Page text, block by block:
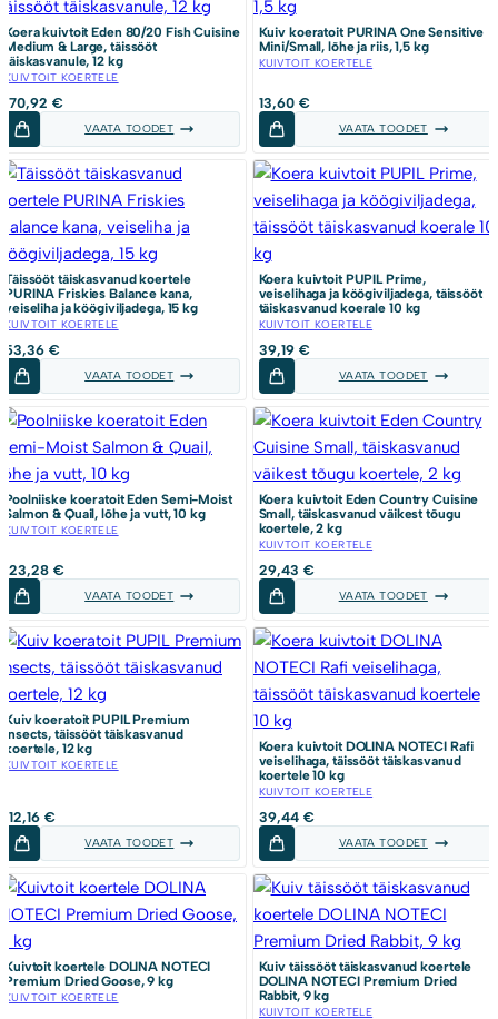
Koera kuivtoit Eden 80/20 Fish Cuisine
Medium & Large, täissööt
täiskasvanule, 12 kg
KUIVTOIT KOERTELE
170,92 €
VAATA TOODET
Kuiv koeratoit PURINA One Sensitive
Mini/Small, lõhe ja riis, 1,5 kg
KUIVTOIT KOERTELE
13,60 €
VAATA TOODET
Täissööt täiskasvanud koertele
PURINA Friskies Balance kana,
veiseliha ja köögiviljadega, 15 kg
KUIVTOIT KOERTELE
53,36 €
VAATA TOODET
Koera kuivtoit PUPIL Prime,
veiselihaga ja köögiviljadega, täissööt
täiskasvanud koerale 10 kg
KUIVTOIT KOERTELE
39,19 €
VAATA TOODET
Poolniiske koeratoit Eden Semi-Moist
Salmon & Quail, lõhe ja vutt, 10 kg
KUIVTOIT KOERTELE
123,28 €
VAATA TOODET
Koera kuivtoit Eden Country Cuisine
Small, täiskasvanud väikest tõugu
koertele, 2 kg
KUIVTOIT KOERTELE
29,43 €
VAATA TOODET
Kuiv koeratoit PUPIL Premium
Insects, täissööt täiskasvanud
koertele, 12 kg
KUIVTOIT KOERTELE
112,16 €
VAATA TOODET
Koera kuivtoit DOLINA NOTECI Rafi
veiselihaga, täissööt täiskasvanud
koertele 10 kg
KUIVTOIT KOERTELE
39,44 €
VAATA TOODET
Kuivtoit koertele DOLINA NOTECI
Premium Dried Goose, 9 kg
KUIVTOIT KOERTELE
Kuiv täissööt täiskasvanud koertele
DOLINA NOTECI Premium Dried
Rabbit, 9 kg
KUIVTOIT KOERTELE